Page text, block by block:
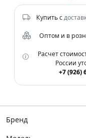
Купить с
Оптом и в
Расчет
России
+7 (926)
Бренд